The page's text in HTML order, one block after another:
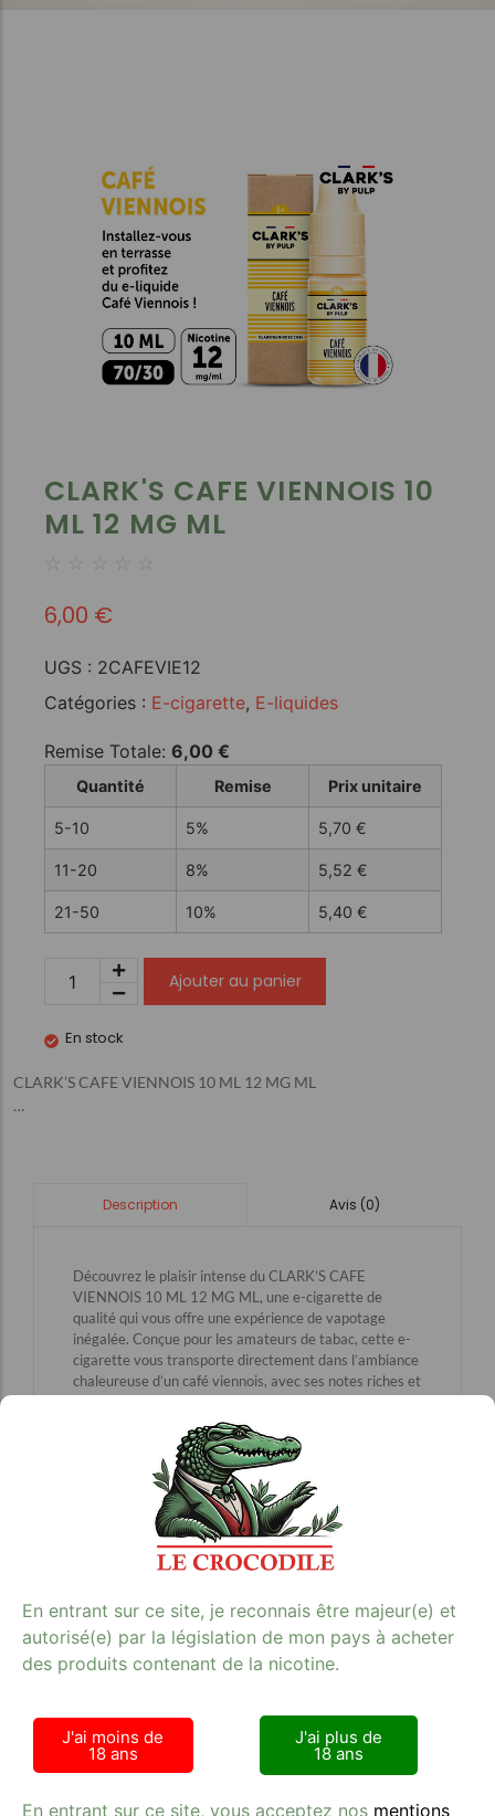
CLARK'S CAFE VIENNOIS 10
ML 12 MG ML
☆ ☆ ☆ ☆ ☆
6,00 €
UGS : 2CAFEVIE12
Catégories : E-cigarette, E-liquides
Remise Totale: 6,00 €
Quantité Remise Prix unitaire
5-10 5% 5,70 €
11-20 8% 5,52 €
21-50 10% 5,40 €
Ajouter au panier
En stock
CLARK’S CAFE VIENNOIS 10 ML 12 MG ML
…
Description Avis (0)
Découvrez le plaisir intense du CLARK’S CAFE
VIENNOIS 10 ML 12 MG ML, une e-cigarette de
qualité qui vous offre une expérience de vapotage
inégalée. Conçue pour les amateurs de tabac, cette e-
cigarette vous transporte directement dans l’ambiance
chaleureuse d’un café viennois, avec ses notes riches et
assure une satisfaction immédiate tout en respectant
votre besoin de qualité. Que vous soyez un débutant ou
un vapoteur confirmé, ce produit est idéal pour
savourer chaque instant. Pour explorer davantage
notre gamme de produits, visitez notre catégorie
et trouvez celui qui correspond à vos
Avis clients
En entrant sur ce site, je reconnais être majeur(e) et
autorisé(e) par la législation de mon pays à acheter
des produits contenant de la nicotine.
J'ai moins de
18 ans
J'ai plus de
18 ans
En entrant sur ce site, vous acceptez nos mentions